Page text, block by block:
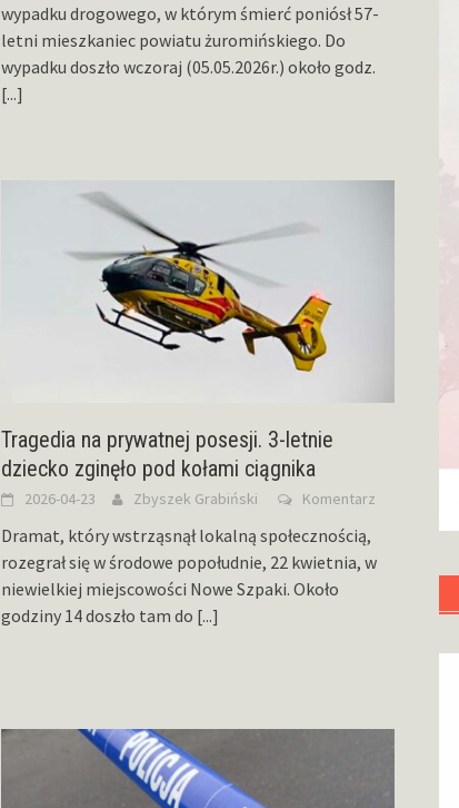
wypadku drogowego, w którym śmierć poniósł 57-
letni mieszkaniec powiatu żuromińskiego. Do
wypadku doszło wczoraj (05.05.2026r.) około godz.
[...]
Tragedia na prywatnej posesji. 3-letnie
dziecko zginęło pod kołami ciągnika
2026-04-23 Zbyszek Grabiński Komentarz
Dramat, który wstrząsnął lokalną społecznością,
rozegrał się w środowe popołudnie, 22 kwietnia, w
niewielkiej miejscowości Nowe Szpaki. Około
godziny 14 doszło tam do [...]